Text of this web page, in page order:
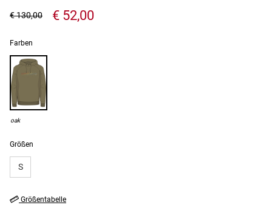
€ 52,00
€ 130,00
Größen
S
Farben
oak
Größentabelle